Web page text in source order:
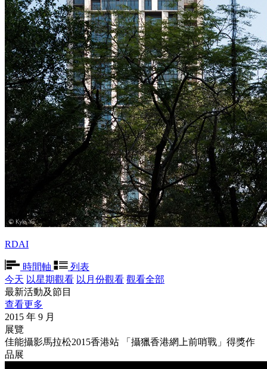
RDAI
時間軸
列表
今天 以星期觀看 以月份觀看 觀看全部
最新活動及節目
查看更多
2015 年 9 月
展覽
佳能攝影馬拉松2015香港站 「攝獵香港網上前哨戰」得獎作
品展